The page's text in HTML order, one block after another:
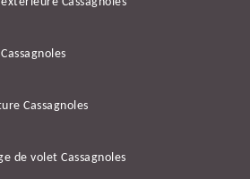
Cassagnoles
de volet Cassagnoles